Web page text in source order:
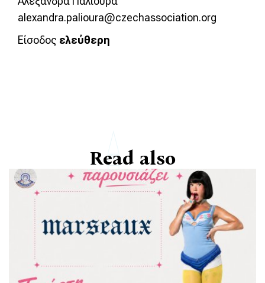
alexandra.palioura@czechassociation.org
Είσοδος ελεύθερη
Read also